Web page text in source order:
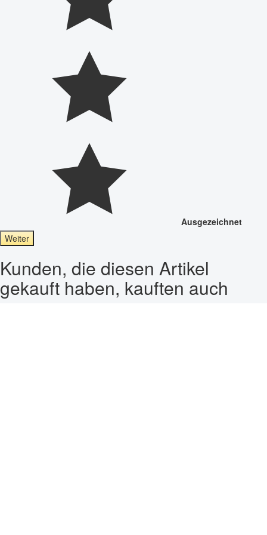
Ausgezeichnet
Weiter
Kunden, die diesen Artikel
gekauft haben, kauften auch